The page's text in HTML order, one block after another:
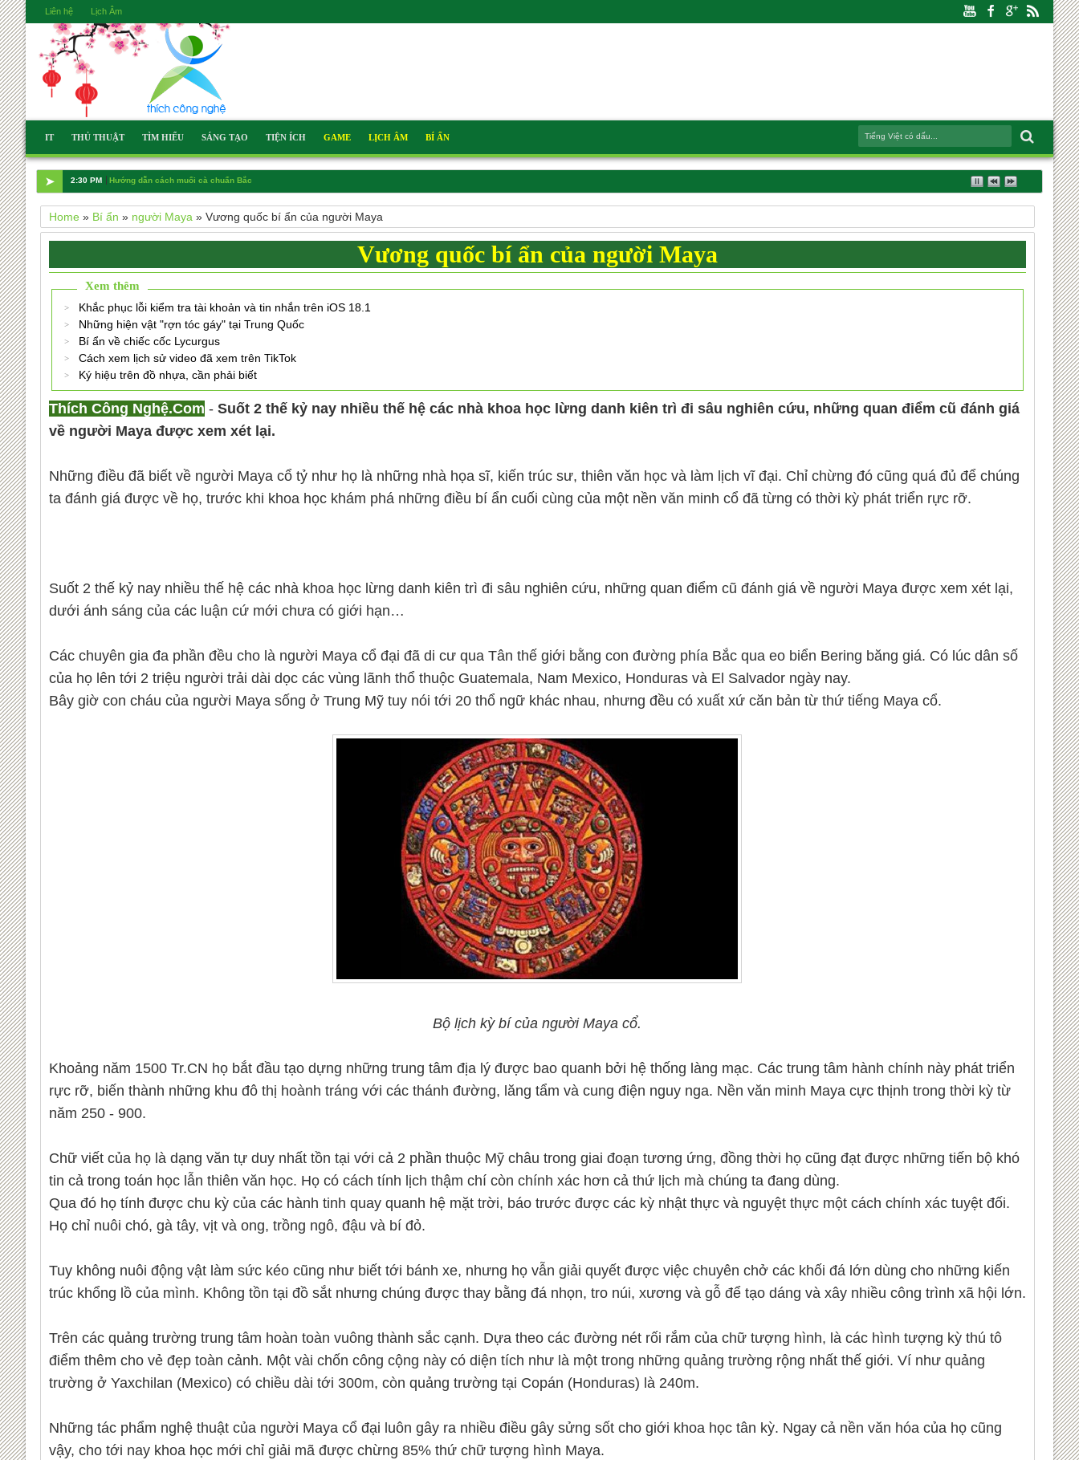
Liên hệ Lịch Âm
IT THỦ THUẬT TÌM HIỂU SÁNG TẠO TIỆN ÍCH GAME LỊCH ÂM BÍ ẨN
➤ 2:30 PM Hướng dẫn cách muối cà chuẩn Bắc
Home» Bí ẩn » người Maya » Vương quốc bí ẩn của người Maya
Vương quốc bí ẩn của người Maya
Xem thêm
Khắc phục lỗi kiểm tra tài khoản và tin nhắn trên iOS 18.1
Những hiện vật "rợn tóc gáy" tại Trung Quốc
Bí ẩn về chiếc cốc Lycurgus
Cách xem lịch sử video đã xem trên TikTok
Ký hiệu trên đồ nhựa, cần phải biết
Thích Công Nghệ.Com - Suốt 2 thế kỷ nay nhiều thế hệ các nhà khoa học lừng danh kiên trì đi sâu nghiên cứu, những quan điểm cũ đánh giá
về người Maya được xem xét lại.
Những điều đã biết về người Maya cổ tỷ như họ là những nhà họa sĩ, kiến trúc sư, thiên văn học và làm lịch vĩ đại. Chỉ chừng đó cũng quá đủ để chúng
ta đánh giá được về họ, trước khi khoa học khám phá những điều bí ẩn cuối cùng của một nền văn minh cổ đã từng có thời kỳ phát triển rực rỡ.
Suốt 2 thế kỷ nay nhiều thế hệ các nhà khoa học lừng danh kiên trì đi sâu nghiên cứu, những quan điểm cũ đánh giá về người Maya được xem xét lại,
dưới ánh sáng của các luận cứ mới chưa có giới hạn…
Các chuyên gia đa phần đều cho là người Maya cổ đại đã di cư qua Tân thế giới bằng con đường phía Bắc qua eo biển Bering băng giá. Có lúc dân số
của họ lên tới 2 triệu người trải dài dọc các vùng lãnh thổ thuộc Guatemala, Nam Mexico, Honduras và El Salvador ngày nay.
Bây giờ con cháu của người Maya sống ở Trung Mỹ tuy nói tới 20 thổ ngữ khác nhau, nhưng đều có xuất xứ căn bản từ thứ tiếng Maya cổ.
Bộ lịch kỳ bí của người Maya cổ.
Khoảng năm 1500 Tr.CN họ bắt đầu tạo dựng những trung tâm địa lý được bao quanh bởi hệ thống làng mạc. Các trung tâm hành chính này phát triển
rực rỡ, biến thành những khu đô thị hoành tráng với các thánh đường, lăng tẩm và cung điện nguy nga. Nền văn minh Maya cực thịnh trong thời kỳ từ
năm 250 - 900.
Chữ viết của họ là dạng văn tự duy nhất tồn tại với cả 2 phần thuộc Mỹ châu trong giai đoạn tương ứng, đồng thời họ cũng đạt được những tiến bộ khó
tin cả trong toán học lẫn thiên văn học. Họ có cách tính lịch thậm chí còn chính xác hơn cả thứ lịch mà chúng ta đang dùng.
Qua đó họ tính được chu kỳ của các hành tinh quay quanh hệ mặt trời, báo trước được các kỳ nhật thực và nguyệt thực một cách chính xác tuyệt đối.
Họ chỉ nuôi chó, gà tây, vịt và ong, trồng ngô, đậu và bí đỏ.
Tuy không nuôi động vật làm sức kéo cũng như biết tới bánh xe, nhưng họ vẫn giải quyết được việc chuyên chở các khối đá lớn dùng cho những kiến
trúc khổng lồ của mình. Không tồn tại đồ sắt nhưng chúng được thay bằng đá nhọn, tro núi, xương và gỗ để tạo dáng và xây nhiều công trình xã hội lớn.
Trên các quảng trường trung tâm hoàn toàn vuông thành sắc cạnh. Dựa theo các đường nét rối rắm của chữ tượng hình, là các hình tượng kỳ thú tô
điểm thêm cho vẻ đẹp toàn cảnh. Một vài chốn công cộng này có diện tích như là một trong những quảng trường rộng nhất thế giới. Ví như quảng
trường ở Yaxchilan (Mexico) có chiều dài tới 300m, còn quảng trường tại Copán (Honduras) là 240m.
Những tác phẩm nghệ thuật của người Maya cổ đại luôn gây ra nhiều điều gây sửng sốt cho giới khoa học tân kỳ. Ngay cả nền văn hóa của họ cũng
vậy, cho tới nay khoa học mới chỉ giải mã được chừng 85% thứ chữ tượng hình Maya.